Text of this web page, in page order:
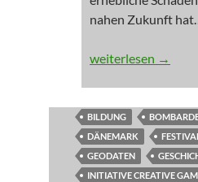
nahen Zukunft
NEWS: Dänemark
weiterlesen →
BILDUNG
DÄNEMARK
GEODATEN
INITIATIVE CREATIVE